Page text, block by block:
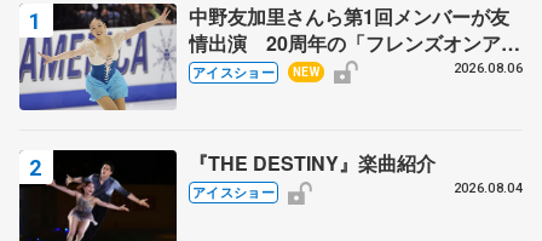
中野友加里さんら第1回メンバーが友
情出演 20周年の「フレンズオンアイ
ス」 宮本賢二さん、有川梨絵さん、
アイスショー NEW 2026.08.06
『THE DESTINY』楽曲紹介
アイスショー 2026.08.04